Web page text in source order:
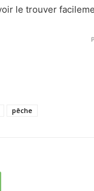
le trouver
pêche